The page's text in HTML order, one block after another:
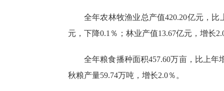
全年农林牧渔业总产值420.20亿元，比
元，下降0.1％；林业产值13.67亿元，增长
全年粮食播种面积457.60万亩，比上年
秋粮产量59.74万吨，增长2.0％。